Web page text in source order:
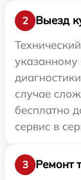
2
Выезд
указанному
случае
бесплатно
сервис в
3 Ремонт